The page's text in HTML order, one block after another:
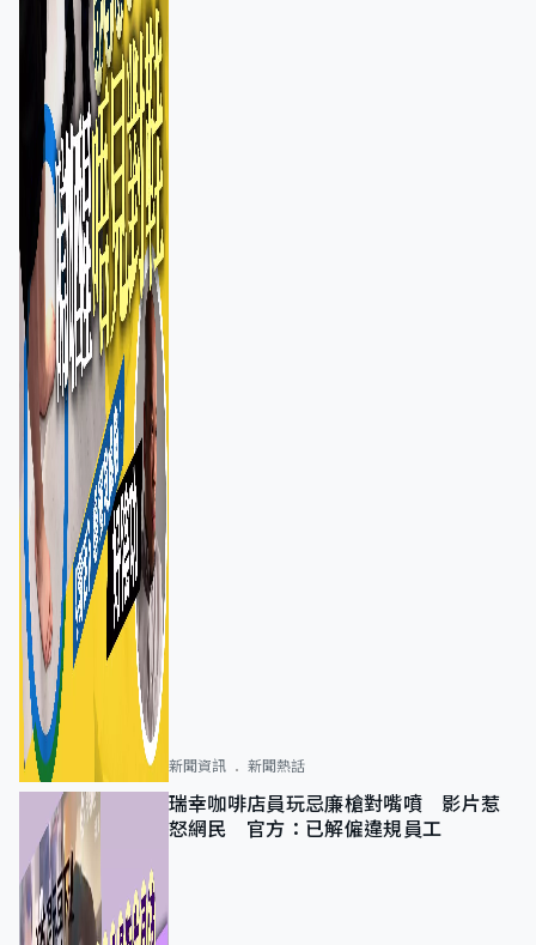
新聞資訊 新聞熱話
瑞幸咖啡店員玩忌廉槍對嘴噴 影片惹
怒網民 官方：已解僱違規員工